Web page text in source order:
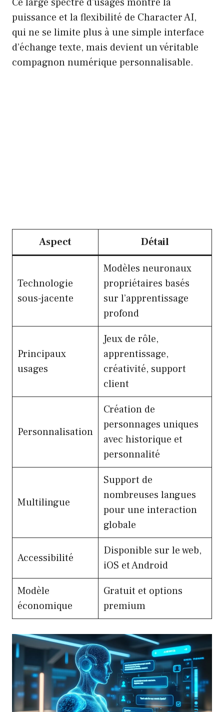
puissance et la flexibilité de Character AI,
qui ne se limite plus à une simple interface
d’échange texte, mais devient un véritable
compagnon numérique personnalisable.
Aspect Détail
Technologie
sous-jacente
Modèles neuronaux
propriétaires basés
sur l’apprentissage
profond
Principaux
usages
Jeux de rôle,
apprentissage,
créativité, support
client
Personnalisation
Création de
personnages uniques
avec historique et
personnalité
Multilingue
Support de
nombreuses langues
pour une interaction
globale
Accessibilité
Disponible sur le web,
iOS et Android
Modèle
économique
Gratuit et options
premium